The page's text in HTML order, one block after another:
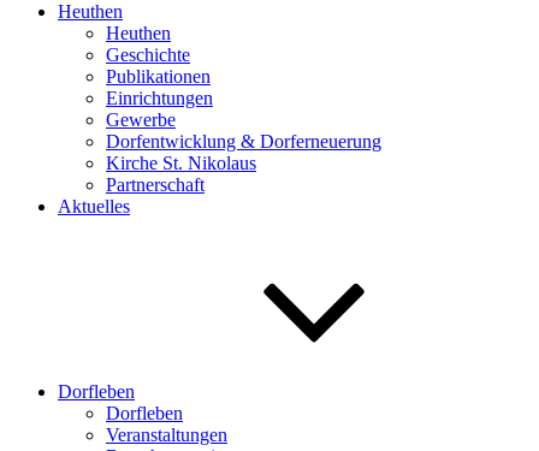
Heuthen
Heuthen
Geschichte
Publikationen
Einrichtungen
Gewerbe
Dorfentwicklung & Dorferneuerung
Kirche St. Nikolaus
Partnerschaft
Aktuelles
Dorfleben
Dorfleben
Veranstaltungen